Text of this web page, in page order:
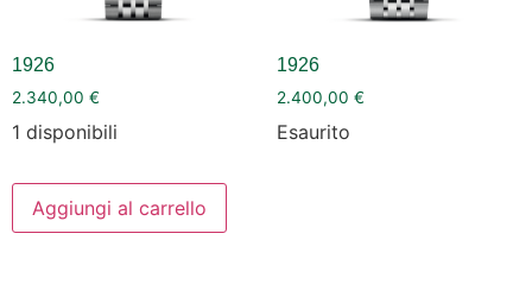
1926
2.340,00 €
1 disponibili
Aggiungi al carrello
1926
2.400,00 €
Esaurito